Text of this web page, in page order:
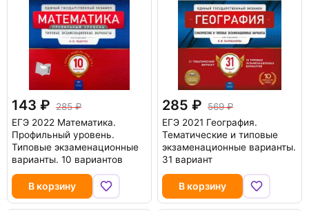
143
285
ЕГЭ 2022 Математика.
Профильный уровень.
Типовые экзаменационные
варианты. 10 вариантов
В корзину
285
569
ЕГЭ 2021 География.
Тематические и типовые
экзаменационные варианты.
31 вариант
В корзину